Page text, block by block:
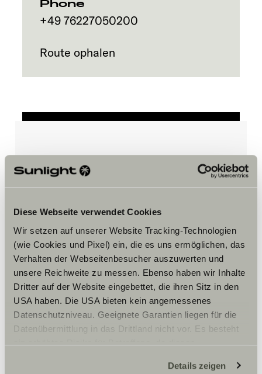
Diese Webseite verwendet Cookies
Wir setzen auf unserer Website Tracking-Technologien
(wie Cookies und Pixel) ein, die es uns ermöglichen, das
Verhalten der Webseitenbesucher auszuwerten und
unsere Reichweite zu messen. Ebenso haben wir Inhalte
Dritter auf der Website eingebettet, die ihren Sitz in den
USA haben. Die USA bieten kein angemessenes
Datenschutzniveau. Geeignete Garantien liegen für die
Datenübermittlung in das Drittland nicht vor. Es besteht
ein erhöhtes Risiko für Betroffene, da diesen
zustehen. Eingesetzte Dienstleister können Daten für
Details zeigen
Phone
+49 76227050200
Route ophalen
Opening hours
Accepteer marketing-cookies om
de tour te bekijken.